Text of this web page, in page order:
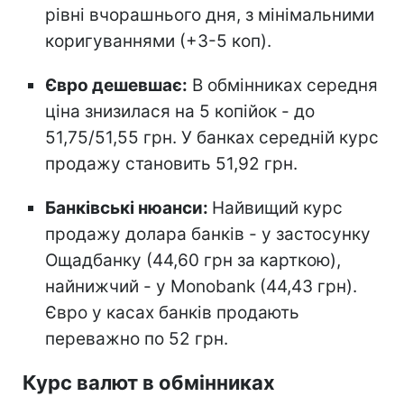
рівні вчорашнього дня, з мінімальними
коригуваннями (+3-5 коп).
Євро дешевшає: В обмінниках середня
ціна знизилася на 5 копійок - до
51,75/51,55 грн. У банках середній курс
продажу становить 51,92 грн.
Банківські нюанси: Найвищий курс
продажу долара банків - у застосунку
Ощадбанку (44,60 грн за карткою),
найнижчий - у Monobank (44,43 грн).
Євро у касах банків продають
переважно по 52 грн.
Курс валют в обмінниках